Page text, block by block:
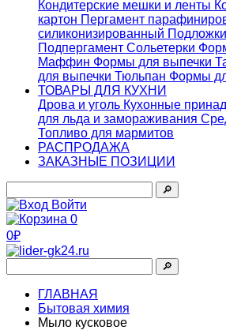
Кондитерские мешки и ленты
картон Пергамент
силиконизированный
Подпергамент Сольетерки
Маффин Формы для выпечки
для выпечки Тюльпан Формы
ТОВАРЫ ДЛЯ КУХНИ
Дрова и уголь Кухонные
для льда и замораживания
Топливо для мармитов
РАСПРОДАЖА
ЗАКАЗНЫЕ ПОЗИЦИИ
🔎︎
Войти
0
0₽
🔎︎
ГЛАВНАЯ
Бытовая химия
Мыло кусковое